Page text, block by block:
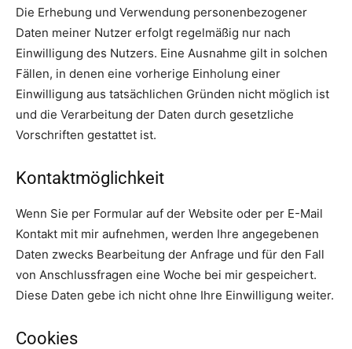
Die Erhebung und Verwendung personenbezogener
Daten meiner Nutzer erfolgt regelmäßig nur nach
Einwilligung des Nutzers. Eine Ausnahme gilt in solchen
Fällen, in denen eine vorherige Einholung einer
Einwilligung aus tatsächlichen Gründen nicht möglich ist
und die Verarbeitung der Daten durch gesetzliche
Vorschriften gestattet ist.
Kontaktmöglichkeit
Wenn Sie per Formular auf der Website oder per E-Mail
Kontakt mit mir aufnehmen, werden Ihre angegebenen
Daten zwecks Bearbeitung der Anfrage und für den Fall
von Anschlussfragen eine Woche bei mir gespeichert.
Diese Daten gebe ich nicht ohne Ihre Einwilligung weiter.
Cookies